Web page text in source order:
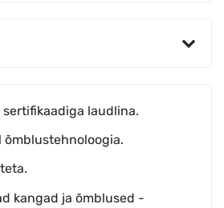
sertifikaadiga laudlina.
õmblustehnoloogia.
kangad ja õmblused -